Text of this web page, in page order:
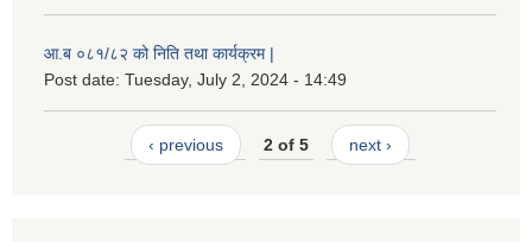
आ.ब ०८१/८२ को निति तथा कार्यक्रम |
Post date: Tuesday, July 2, 2024 - 14:49
‹ previous 2 of 5 next ›